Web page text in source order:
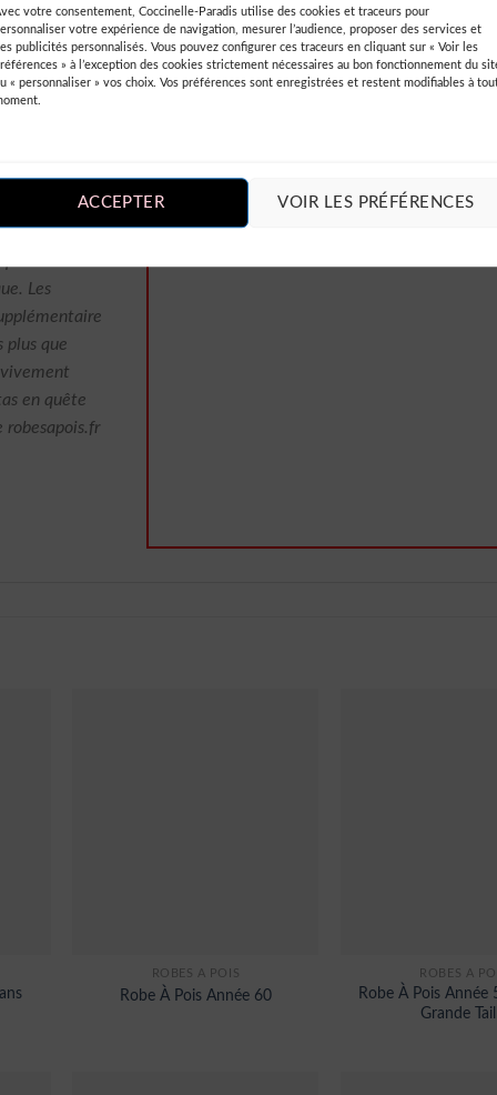
votre consentement, Coccinelle-Paradis utilise des cookies et traceurs pour
votre expérience de navigation, mesurer l’audience, proposer des services et
publicités personnalisés. Vous pouvez configurer ces traceurs en cliquant sur « Voir les
» à l’exception des cookies strictement nécessaires au bon fonctionnement du
« personnaliser » vos choix. Vos préférences sont enregistrées et restent modifiables à
ACCEPTER VOIR LES PRÉFÉRENCES
apportent
une pointe
de
Les
plus que
en quête
robesapois.fr
Vous devez êtreconnectépour publier
un avis.
ROBES À POIS
Robe À Pois Année 60
ROBES À
Robe À Pois Année
Grande